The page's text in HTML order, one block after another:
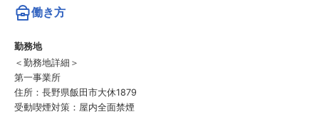
働き方
勤務地
＜勤務地詳細＞
第一事業所
住所：長野県飯田市大休1879
受動喫煙対策：屋内全面禁煙